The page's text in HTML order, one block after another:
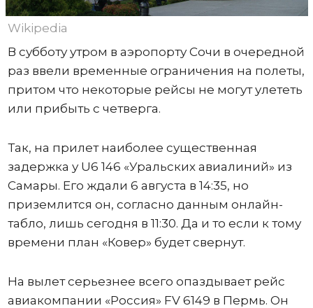
Wikipedia
В субботу утром в аэропорту Сочи в очередной
раз ввели временные ограничения на полеты,
притом что некоторые рейсы не могут улететь
или прибыть с четверга.
Так, на прилет наиболее существенная
задержка у U6 146 «Уральских авиалиний» из
Самары. Его ждали 6 августа в 14:35, но
приземлится он, согласно данным онлайн-
табло, лишь сегодня в 11:30. Да и то если к тому
времени план «Ковер» будет свернут.
На вылет серьезнее всего опаздывает рейс
авиакомпании «Россия» FV 6149 в Пермь. Он